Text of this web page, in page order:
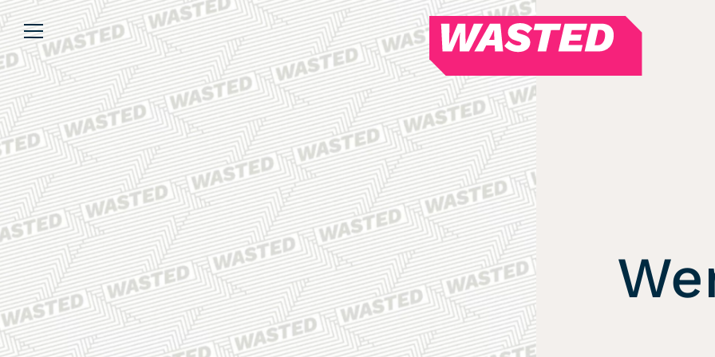
WASTED
Magazin
Über uns
We’re WASTED
Unsere Autor*innen
Lesen
Alle Artikel
Review
Kommentar
Analyse
Interview
Kolumne
Listicle
Newsletter
Hören
Alle Podcasts
WASTED WEEKLY
Portfolio Royal
Redebedarf
Last Game Standing
Top 5
Random
RSS-Feed